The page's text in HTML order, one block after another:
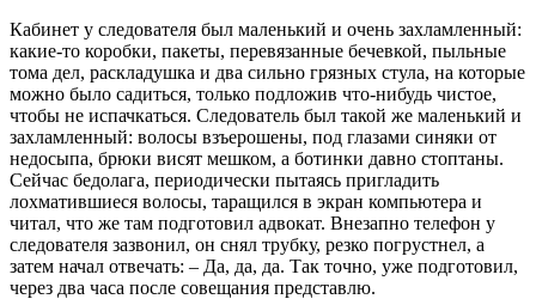
Кабинет у следователя был маленький и очень захламленный:
какие-то коробки, пакеты, перевязанные бечевкой, пыльные
тома дел, раскладушка и два сильно грязных стула, на которые
можно было садиться, только подложив что-нибудь чистое,
чтобы не испачкаться. Следователь был такой же маленький и
захламленный: волосы взъерошены, под глазами синяки от
недосыпа, брюки висят мешком, а ботинки давно стоптаны.
Сейчас бедолага, периодически пытаясь пригладить
лохматившиеся волосы, таращился в экран компьютера и
читал, что же там подготовил адвокат. Внезапно телефон у
следователя зазвонил, он снял трубку, резко погрустнел, а
затем начал отвечать: – Да, да, да. Так точно, уже подготовил,
через два часа после совещания представлю.